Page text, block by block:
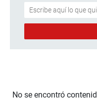
No se encontró